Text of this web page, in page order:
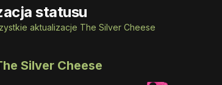
statusu
aktualizacje The Silver Cheese
Silver Cheese